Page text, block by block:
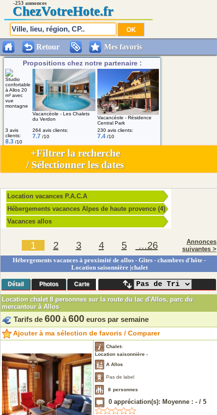
Propositions chez notre partenaire :
Studio
confortable
à Allos 20
m² avec
vue
montagne
Vacancéole - Les Chalets
du Verdon
Vacancéole - Résidence
Central Park
3 avis
clients:
8.3 /10
264 avis clients:
7.7 /10
230 avis clients:
7.4 /10
Retour Mes favoris
-253 annonces
ChezVotreHote.fr
Location vacances P.A.C.A
Hébergements vacances Alpes de haute provence (4)
Vacances allos
1 2 3 4 5 ...26
Annonces
suivantes >
Hébergements vacances à proximité de allos - Gîtes - chambres d'hôte -
Location saisonnière |chalet
Détail Photos Carte
Location chalet 8 personnes sur la route du lac d'Allos, parc du
mercantour à Allos
Tarifs de 600 à 600 euros par semaine
Ajouter à ma sélection de favoris / Comparer
Chalet-
Location saisonnière -
A Allos
Pas de label
8 personnes
0 appréciation(s): Moyenne : - / 5
+Filtrer la recherche
/ Sélectionner les dates